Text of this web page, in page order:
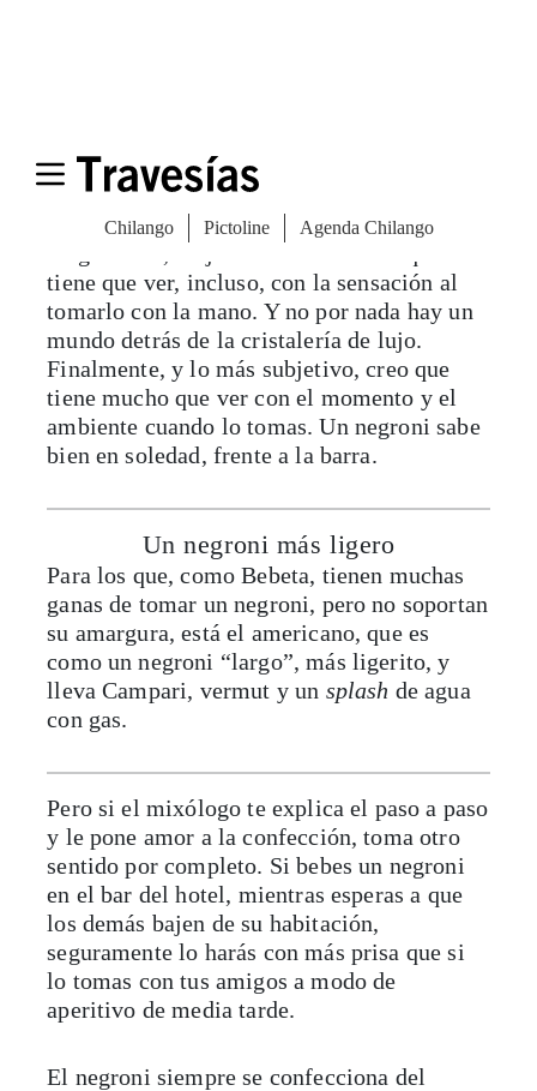
derretirse y, por lo tanto, es capaz de
cambiar por completo el sabor del coctel.
Lo segundo es el vaso. Para mí, entre más
tiene que ver, incluso, con la sensación al
tomarlo con la mano. Y no por nada hay un
mundo detrás de la cristalería de lujo.
Finalmente, y lo más subjetivo, creo que
tiene mucho que ver con el momento y el
ambiente cuando lo tomas. Un negroni sabe
bien en soledad, frente a la barra.
Un negroni más ligero
Para los que, como Bebeta, tienen muchas
ganas de tomar un negroni, pero no soportan
su amargura, está el americano, que es
como un negroni “largo”, más ligerito, y
lleva Campari, vermut y un splash de agua
con gas.
Pero si el mixólogo te explica el paso a paso
y le pone amor a la confección, toma otro
sentido por completo. Si bebes un negroni
en el bar del hotel, mientras esperas a que
los demás bajen de su habitación,
seguramente lo harás con más prisa que si
lo tomas con tus amigos a modo de
aperitivo de media tarde.
El negroni siempre se confecciona del